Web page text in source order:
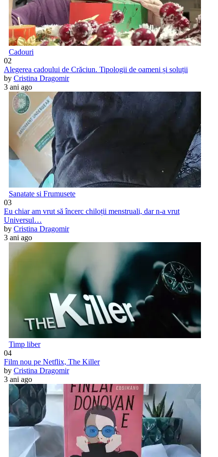
Cadouri
02
Alegerea cadoului de Crăciun. Tipologii de oameni și soluții
by Cristina Dragomir
3 ani ago
Sanatate si Frumusete
03
Eu chiar am vrut să încerc chiloții menstruali, dar n-a vrut
Universul…
by Cristina Dragomir
3 ani ago
Timp liber
04
Film nou pe Netflix, The Killer
by Cristina Dragomir
3 ani ago